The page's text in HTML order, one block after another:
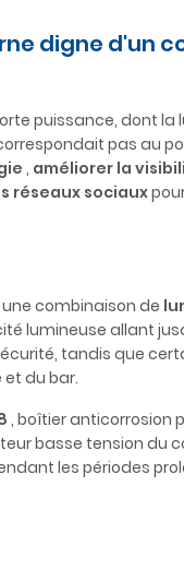
digne d'un
puissance, dont la
pas au
, améliorer la
réseaux sociaux
combinaison de
lumineuse allant
tandis que
du bar.
, boîtier anticorrosion
basse tension du
les périodes